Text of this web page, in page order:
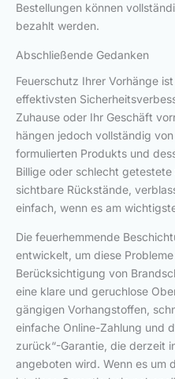
Bestellungen können
bezahlt werden.
Abschließende Gedanken
Feuerschutz Ihrer Vorhänge
effektivsten
Zuhause oder Ihr Geschäft
hängen jedoch vollständig
formulierten Produkts und
Billige oder schlecht
sichtbare Rückstände,
einfach, wenn es am
Die feuerhemmende
entwickelt, um diese
Berücksichtigung von
eine klare und geruchlose
gängigen Vorhangstoffen,
einfache Online-Zahlung und
zurück“-Garantie, die derzeit
angeboten wird. Wenn es um